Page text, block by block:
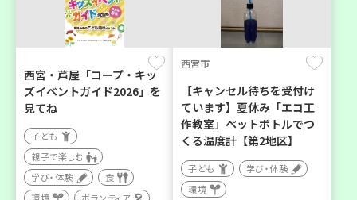
西宮・芦屋「コープ・キッ
ズイベントガイド2026」を
見てね
子ども
親子で楽しむ
学び・体験
食
西宮市
【キャンセル待ちを受付け
ています】夏休み「エコ工
作教室」ペットボトルでつ
くる温度計【第2地区】
子ども
学び・体験
環境